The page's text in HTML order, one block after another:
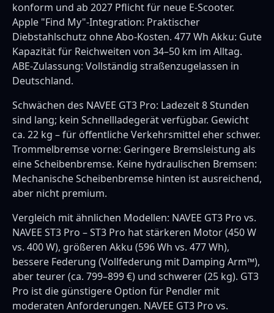
konform und ab 2027 Pflicht für neue E-Scooter.
Apple "Find My"-Integration: Praktischer
Diebstahlschutz ohne Abo-Kosten. 477 Wh Akku: Gute
Kapazität für Reichweiten von 34–50 km im Alltag.
ABE-Zulassung: Vollständig straßenzugelassen in
Deutschland.
Schwächen des NAVEE GT3 Pro: Ladezeit 8 Stunden
sind lang; kein Schnellladegerät verfügbar. Gewicht
ca. 22 kg – für öffentliche Verkehrsmittel eher schwer.
Trommelbremse vorne: Geringere Bremsleistung als
eine Scheibenbremse. Keine hydraulischen Bremsen:
Mechanische Scheibenbremse hinten ist ausreichend,
aber nicht premium.
Vergleich mit ähnlichen Modellen: NAVEE GT3 Pro vs.
NAVEE ST3 Pro – ST3 Pro hat stärkeren Motor (450 W
vs. 400 W), größeren Akku (596 Wh vs. 477 Wh),
bessere Federung (Vollfederung mit Damping Arm™),
aber teurer (ca. 799–899 €) und schwerer (25 kg). GT3
Pro ist die günstigere Option für Pendler mit
moderaten Anforderungen. NAVEE GT3 Pro vs.